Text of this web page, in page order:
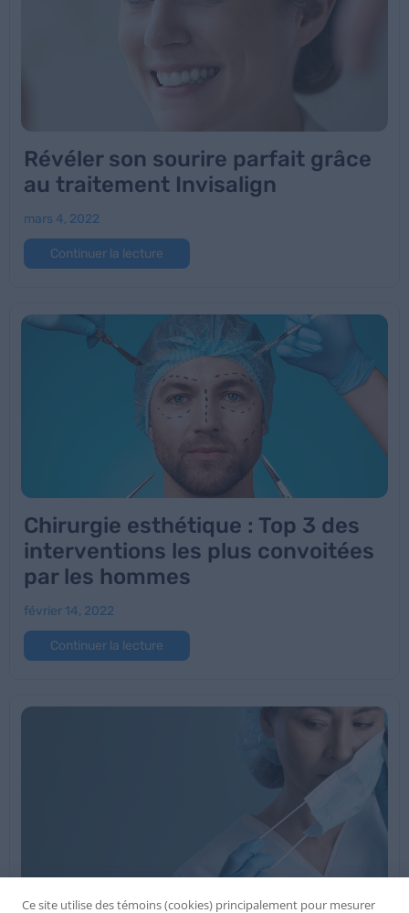
Révéler son sourire parfait grâce
au traitement Invisalign
mars 4, 2022
Continuer la lecture
Chirurgie esthétique : Top 3 des
interventions les plus convoitées
par les hommes
février 14, 2022
Continuer la lecture
Ce site utilise des témoins (cookies) principalement pour mesurer